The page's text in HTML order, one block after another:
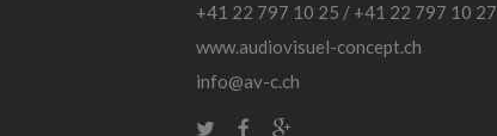
+41 22 797 10 25 / +41 22 797 10 27
www.audiovisuel-concept.ch
info@av-c.ch